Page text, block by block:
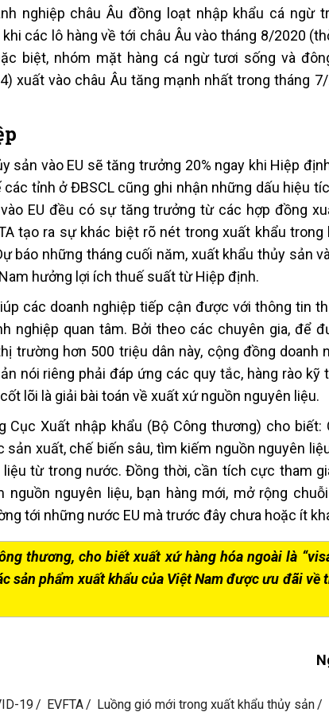
nghiệp châu Âu đồng loạt nhập khẩu cá ngừ
các lô hàng về tới châu Âu vào tháng 8/2020
biệt, nhóm mặt hàng cá ngừ tươi sống và
xuất vào châu Âu tăng mạnh nhất trong tháng
sản vào EU sẽ tăng trưởng 20% ngay khi Hiệp
tỉnh ở ĐBSCL cũng ghi nhận những dấu hiệu
EU đều có sự tăng trưởng từ các hợp đồng
tạo ra sự khác biệt rõ nét trong xuất khẩu trong
báo những tháng cuối năm, xuất khẩu thủy sản
hưởng lợi ích thuế suất từ Hiệp định.
các doanh nghiệp tiếp cận được với thông tin
nghiệp quan tâm. Bởi theo các chuyên gia, để
trường hơn 500 triệu dân này, cộng đồng doanh
nói riêng phải đáp ứng các quy tắc, hàng rào kỹ
lõi là giải bài toán về xuất xứ nguồn nguyên liệu.
Cục Xuất nhập khẩu (Bộ Công thương) cho biết:
xuất, chế biến sâu, tìm kiếm nguồn nguyên
từ trong nước. Đồng thời, cần tích cực tham
nguyên liệu, bạn hàng mới, mở rộng
tới những nước EU mà trước đây chưa hoặc ít
thương, cho biết xuất xứ hàng hóa ngoài là
sản phẩm xuất khẩu của Việt Nam được ưu đãi về
19 EVFTA Luồng gió mới trong xuất khẩu thủy sản